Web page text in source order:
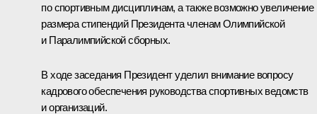
по спортивным дисциплинам, а также возможно увеличение
размера стипендий Президента членам Олимпийской
и Паралимпийской сборных.
В ходе заседания Президент уделил внимание вопросу
кадрового обеспечения руководства спортивных ведомств
и организаций.